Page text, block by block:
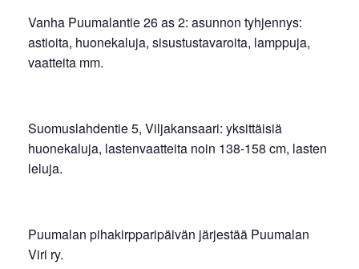
Vanha Puumalantie 26 as 2: asunnon tyhjennys:
astioita, huonekaluja, sisustustavaroita, lamppuja,
vaatteita mm.
Suomuslahdentie 5, Viljakansaari: yksittäisiä
huonekaluja, lastenvaatteita noin 138-158 cm, lasten
leluja.
Puumalan pihakirpparipäivän järjestää Puumalan
Viri ry.